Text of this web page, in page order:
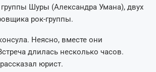
Шуры (Александра Умана), двух
рок-группы.
Неясно, вместе они
длилась несколько часов.
юрист.